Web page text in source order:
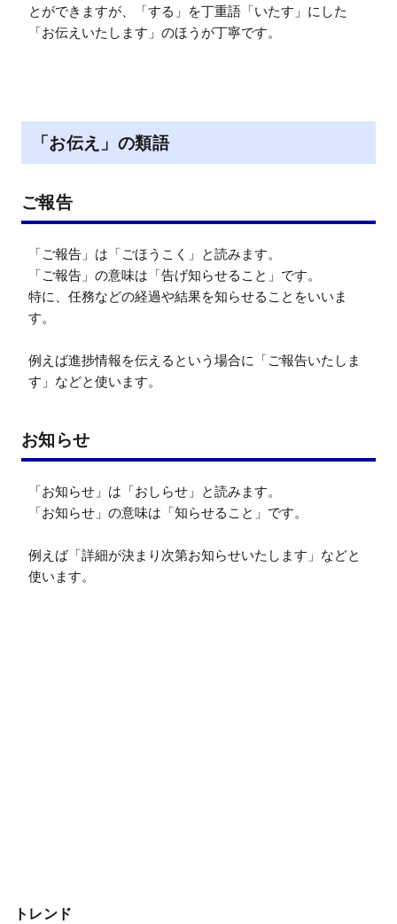
とができますが、「する」を丁重語「いたす」にした
「お伝えいたします」のほうが丁寧です。
「お伝え」の類語
ご報告
「ご報告」は「ごほうこく」と読みます。
「ご報告」の意味は「告げ知らせること」です。
特に、任務などの経過や結果を知らせることをいいま
す。
例えば進捗情報を伝えるという場合に「ご報告いたしま
す」などと使います。
お知らせ
「お知らせ」は「おしらせ」と読みます。
「お知らせ」の意味は「知らせること」です。
例えば「詳細が決まり次第お知らせいたします」などと
使います。
トレンド